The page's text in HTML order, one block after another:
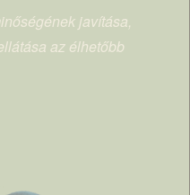
javítása,
az élhetőbb